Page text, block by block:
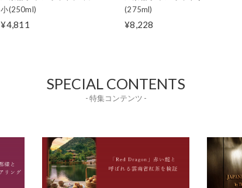
小(250ml)
¥4,811
(275ml)
¥8,228
SPECIAL CONTENTS
- 特集コンテンツ -